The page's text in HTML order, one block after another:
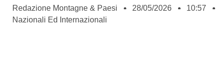
Redazione Montagne & Paesi 28/05/2026
10:57
Nazionali Ed Internazionali